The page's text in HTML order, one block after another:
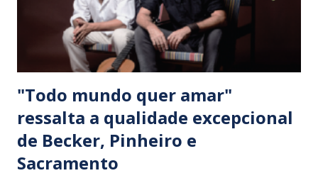
"Todo mundo quer amar"
ressalta a qualidade excepcional
de Becker, Pinheiro e
Sacramento